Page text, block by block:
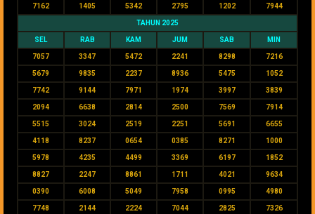
7162 1405 5342 2795 1202 7944
TAHUN 2025
SEL RAB KAM JUM SAB MIN
7057 3347 5472 2241 8298 7216
5679 9835 2237 8936 5475 1052
7742 9144 7971 1974 3997 3839
2094 6638 2814 2500 7569 7914
5515 3024 2519 2251 5691 6655
4118 8237 0654 0385 8271 1000
5978 4235 4499 3369 6197 1852
8827 2247 8861 1711 4021 9634
0390 6008 5049 7958 0995 4980
7748 2144 2224 7044 2825 7326